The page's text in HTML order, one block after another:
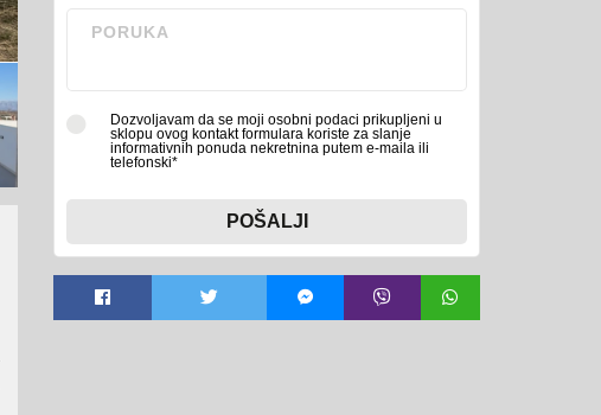
Dozvoljavam da se moji osobni podaci prikupljeni u
sklopu ovog kontakt formulara koriste za slanje
informativnih ponuda nekretnina putem e-maila ili
telefonski*
POŠALJI